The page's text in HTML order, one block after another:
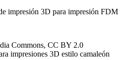
Commons, CC BY 2.0